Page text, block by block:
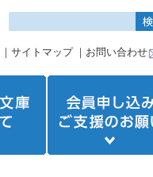
｜ サイトマップ｜ お問い合わせ